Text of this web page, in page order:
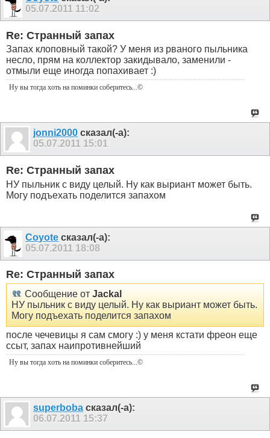
05.07.2011 11:02
Re: Странный запах
Запах клоповный такой? У меня из рваного пыльника
несло, прям на коллектор закидывало, заменили -
отмыли еще иногда попахивает :)
Ну вы тогда хоть на поминки соберитесь...©
jonni2000 сказал(-а):
05.07.2011 15:01
Re: Странный запах
НУ пыльник с виду целый. Ну как выриант может быть.
Могу подъехать поделится запахом
Coyote сказал(-а):
05.07.2011 18:08
Re: Странный запах
Сообщение от Jackal
НУ пыльник с виду целый. Ну как выриант может быть.
Могу подъехать поделится запахом
после чечевицы я сам смогу :) у меня кстати фреон еще
ссыт, запах наипротивнейший
Ну вы тогда хоть на поминки соберитесь...©
superboba сказал(-а):
06.07.2011 15:37